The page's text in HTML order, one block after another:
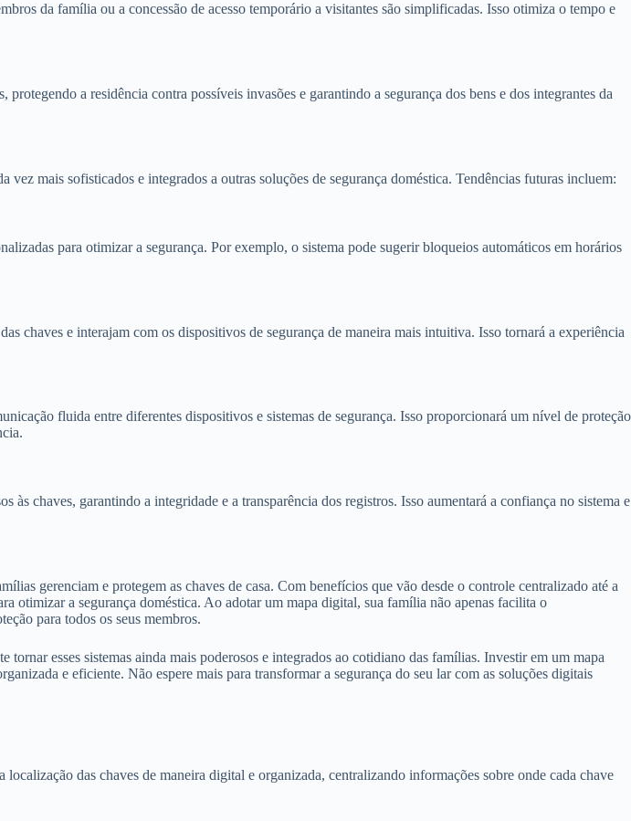
da família ou a concessão de acesso temporário a visitantes são simplificadas. Isso otimiza o tempo e
a residência contra possíveis invasões e garantindo a segurança dos bens e dos integrantes da
mais sofisticados e integrados a outras soluções de segurança doméstica. Tendências futuras incluem:
para otimizar a segurança. Por exemplo, o sistema pode sugerir bloqueios automáticos em horários
chaves e interajam com os dispositivos de segurança de maneira mais intuitiva. Isso tornará a experiência
fluida entre diferentes dispositivos e sistemas de segurança. Isso proporcionará um nível de proteção
chaves, garantindo a integridade e a transparência dos registros. Isso aumentará a confiança no sistema e
gerenciam e protegem as chaves de casa. Com benefícios que vão desde o controle centralizado até a
otimizar a segurança doméstica. Ao adotar um mapa digital, sua família não apenas facilita o
para todos os seus membros.
esses sistemas ainda mais poderosos e integrados ao cotidiano das famílias. Investir em um mapa
e eficiente. Não espere mais para transformar a segurança do seu lar com as soluções digitais
das chaves de maneira digital e organizada, centralizando informações sobre onde cada chave